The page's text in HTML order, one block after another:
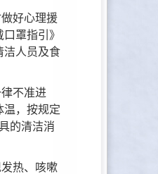
好心理援
罩指引》
洁人员及食
不准进
温，按规定
的清洁消
热、咳嗽